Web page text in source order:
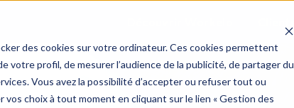
des cookies sur votre ordinateur. Ces cookies permettent
profil, de mesurer l’audience de la publicité, de partager du
Vous avez la possibilité d’accepter ou refuser tout ou
choix à tout moment en cliquant sur le lien « Gestion des